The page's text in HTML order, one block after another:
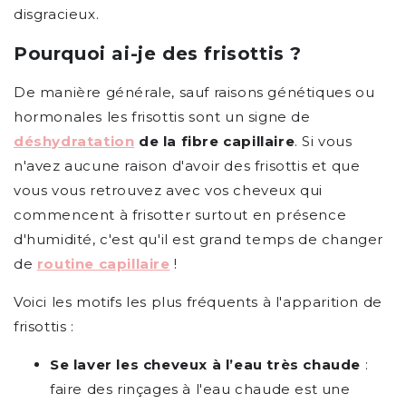
disgracieux.
Pourquoi ai-je des frisottis ?
De manière générale, sauf raisons génétiques ou
hormonales les frisottis sont un signe de
déshydratation de la fibre capillaire. Si vous
n'avez aucune raison d'avoir des frisottis et que
vous vous retrouvez avec vos cheveux qui
commencent à frisotter surtout en présence
d'humidité, c'est qu'il est grand temps de changer
de routine capillaire !
Voici les motifs les plus fréquents à l'apparition de
frisottis :
Se laver les cheveux à l’eau très chaude :
faire des rinçages à l'eau chaude est une